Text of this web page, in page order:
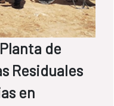
de
Residuales
en